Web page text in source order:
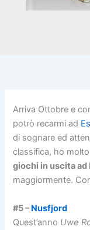
Arriva Ottobre e
potrò recarmi ad
di sognare ed
classifica, ho
giochi in uscita ad
maggiormente.
#5 –Nusfjord
Quest’anno Uwe